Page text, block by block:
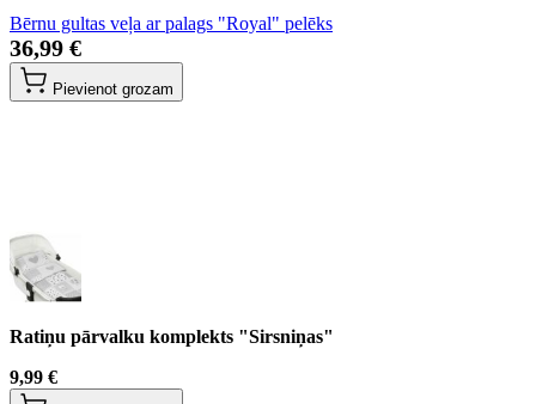
Bērnu gultas veļa ar palags "Royal" pelēks
36,99 €
Pievienot grozam
Ratiņu pārvalku komplekts "Sirsniņas"
9,99 €